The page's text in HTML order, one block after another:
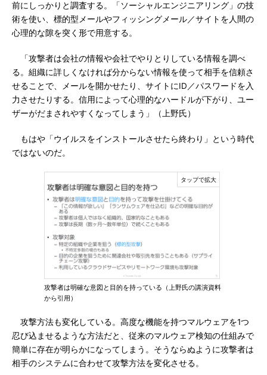
前にしっかりと調査する。「ソーシャルエンジニアリング」の技
術を使い、標的型メールやフィッシングメール／サイトを人間の
心理的な隙を突く形で用意する。
「攻撃者は会社の情報や会社でやりとりしている情報を調べ
る。組織に詳しくなければ分からない情報を使って相手を信頼さ
せることで、メールを開かせたり、サイトにID／パスワードを入
力させたりする。信用によって心理的なハードルが下がり、ユー
ザーがだまされやすくなってしまう」（上野氏）
もはや「ウイルスをインストールさせたら終わり」という時代
ではないのだ。
攻撃者は明確な意図と目的を持っている（上野氏の講演資料
から引用）
攻撃方法も変化している。高度な機能を持つマルウェアを1つ
忍び込ませるような方法だと、従来のマルウェア検知の仕組みで
簡単に存在が明らかになってしまう。そうならぬように攻撃者は
相手のシステムに合わせて攻撃方法を変化させる。